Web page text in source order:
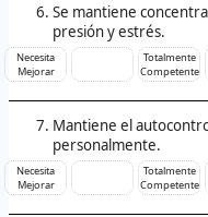
Se mantiene
presión y estrés.
Necesita
Mejorar
Totalmente
Competente
Mantiene el
personalmente.
Necesita
Mejorar
Totalmente
Competente